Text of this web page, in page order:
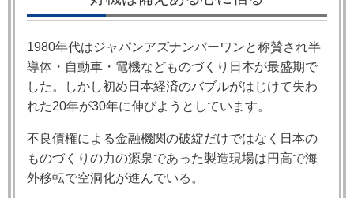
1980年代はジャパンアズナンバーワンと称賛され半
導体・自動車・電機などものづくり日本が最盛期で
した。しかし初め日本経済のバブルがはじけて失わ
れた20年が30年に伸びようとしています。
不良債権による金融機関の破綻だけではなく日本の
ものづくりの力の源泉であった製造現場は円高で海
外移転で空洞化が進んでいる。